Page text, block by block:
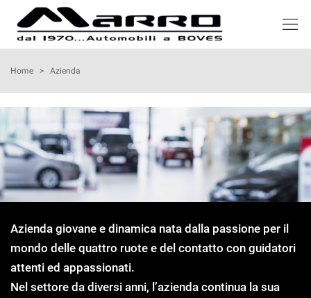
HOME
LISTA VEICOLI
ACQUISTIAMO USATO
NOLEGGIO
ASSISTENZA
Home > Azienda
Azienda giovane e dinamica nata dalla passione per il
mondo delle quattro ruote e del contatto con guidatori
attenti ed appassionati.
Nel settore da diversi anni, l’azienda continua la sua